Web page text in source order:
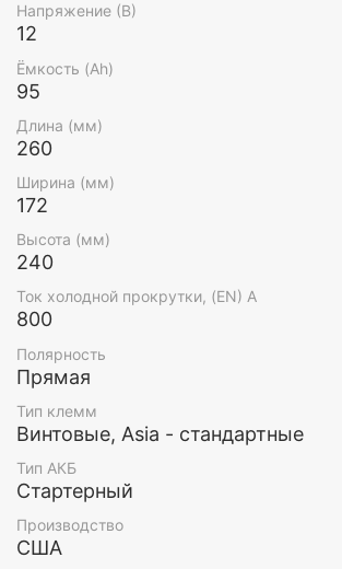
Напряжение (В)
12
Ёмкость (Ah)
95
Длина (мм)
260
Ширина (мм)
172
Высота (мм)
240
Ток холодной прокрутки, (EN) А
800
Полярность
Прямая
Тип клемм
Винтовые, Asia - стандартные
Тип АКБ
Стартерный
Производство
США